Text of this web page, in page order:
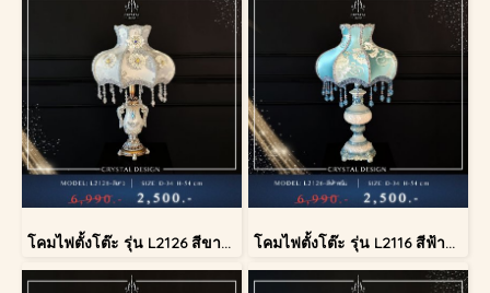
โคมไฟตั้งโต๊ะ รุ่น L2126 สีขาว (ตั้งโต๊ะ) โคมไฟตั้งโต๊ะ รุ่น L2116 สีฟ้าครีม (ตั้งโต๊ะ)